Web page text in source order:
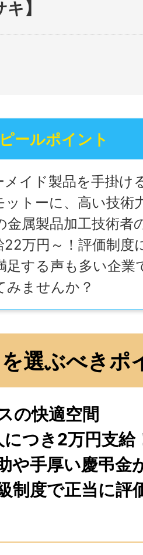
】
ールポイント
メイド製品を手掛け
ットーに、高い技術
金属製品加工技術者
22万円～！評価制度
足する声も多い企業
みませんか？
選ぶべきポ
の快適空間
につき2万円支給
や手厚い慶弔金
制度で正当に評